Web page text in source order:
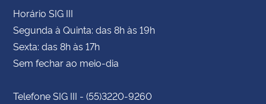
Horário SIG III
Segunda à Quinta: das 8h às 19h
Sexta: das 8h às 17h
Sem fechar ao meio-dia
Telefone SIG III - (55)3220-9260